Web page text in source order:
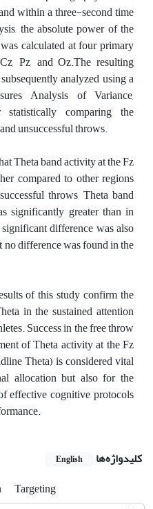
within a three-second time
the absolute power of the
calculated at four primary
Pz, and Oz.The resulting
analyzed using a
Analysis of Variance,
comparing the
unsuccessful throws.
Theta band activity at the Fz
compared to other regions
throws, Theta band
significantly greater than in
difference was also
no difference was found in the
of this study confirm the
in the sustained attention
Success in the free throw
of Theta activity at the Fz
Theta) is considered vital
allocation but also for the
effective cognitive protocols
کلیدواژه‌ها English
Targeting